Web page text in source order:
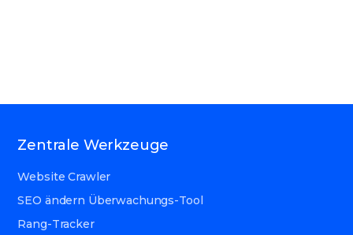
Zentrale Werkzeuge
Website Crawler
SEO ändern Überwachungs-Tool
Rang-Tracker